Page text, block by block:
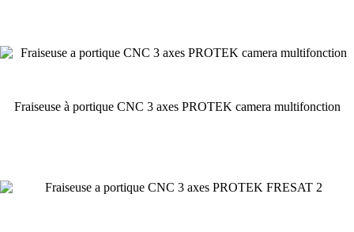
Fraiseuse à portique CNC 3 axes PROTEK camera multifonction